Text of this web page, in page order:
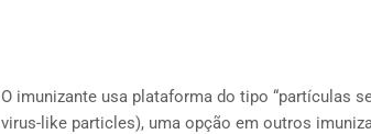
O imunizante usa plataforma do tipo “partículas
virus-like particles), uma opção em outros